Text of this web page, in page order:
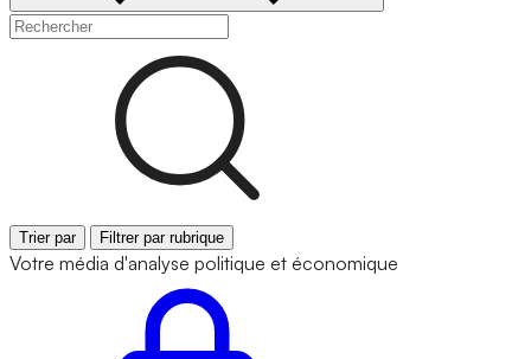
Trier par Filtrer par rubrique
Votre média d'analyse politique et économique